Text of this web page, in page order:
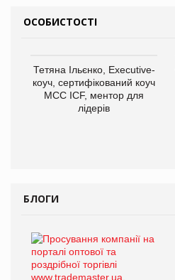
ОСОБИСТОСТІ
Тетяна Ільєнко, Executive-
коуч, сертифікований коуч
МСС ICF, ментор для
лідерів
БЛОГИ